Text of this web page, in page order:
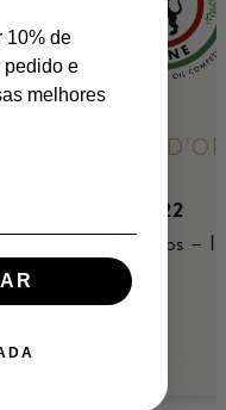
LEONE
2022
Selecionados –
10% de
pedido e
melhores